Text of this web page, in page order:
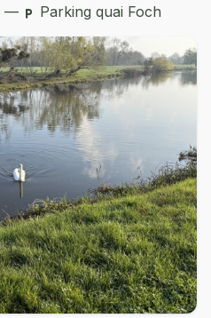
— local_parking Parking quai Foch